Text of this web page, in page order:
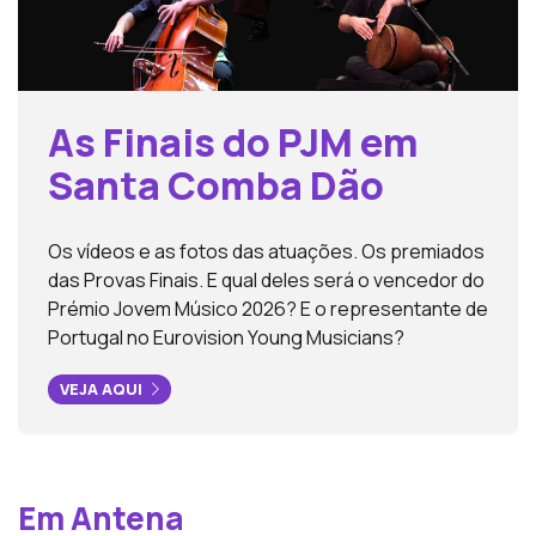
panteão dos compositores universais da História da
As Finais do PJM em
Santa Comba Dão
Os vídeos e as fotos das atuações. Os premiados
das Provas Finais. E qual deles será o vencedor do
Prémio Jovem Músico 2026? E o representante de
Portugal no Eurovision Young Musicians?
VEJA AQUI
Em Antena